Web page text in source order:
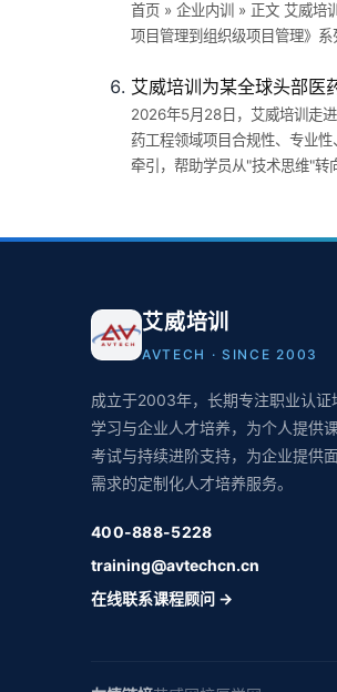
首页 » 企业内训 » 正文 艾威培
项目管理到组织级项目管理》
艾威培训为某全球头部医
2026年5月28日，艾威培训走
药工程领域项目合规性、专业
牵引，帮助学员从"技术思维"转
艾威培训
AVTECH · SINCE 2003
成立于2003年，长期专注职业认证
学习与企业人才培养，为个人提供
考试与持续进阶支持，为企业提供
需求的定制化人才培养服务。
400-888-5228
training@avtechcn.cn
在线联系课程顾问 →